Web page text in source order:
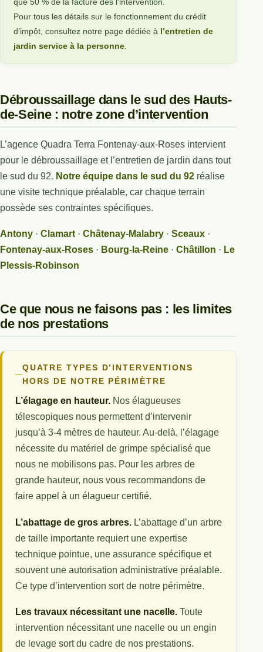
Pour tous les détails sur le fonctionnement du crédit
d’impôt, consultez notre page dédiée à l’entretien de
jardin service à la personne
Débroussaillage dans le sud des Hauts-
de-Seine : notre zone d’intervention
L’agence Quadra Terra Fontenay-aux-Roses intervient
pour le débroussaillage et l’entretien de jardin dans tout
le sud du 92. Notre équipe dans le sud du 92 réalise
une visite technique préalable, car chaque terrain
possède ses contraintes spécifiques.
Antony · Clamart · Châtenay-Malabry · Sceaux ·
Fontenay-aux-Roses · Bourg-la-Reine · Châtillon · Le
Plessis-Robinson
Ce que nous ne faisons pas : les limites
de nos prestations
QUATRE TYPES D’INTERVENTIONS
HORS DE NOTRE PÉRIMÈTRE
L’élagage en hauteur. Nos élagueuses
télescopiques nous permettent d’intervenir
jusqu’à 3-4 mètres de hauteur. Au-delà, l’élagage
nécessite du matériel de grimpe spécialisé que
nous ne mobilisons pas. Pour les arbres de
grande hauteur, nous vous recommandons de
faire appel à un élagueur certifié.
L’abattage de gros arbres. L’abattage d’un arbre
de taille importante requiert une expertise
technique pointue, une assurance spécifique et
souvent une autorisation administrative préalable.
Ce type d’intervention sort de notre périmètre.
Les travaux nécessitant une nacelle. Toute
intervention nécessitant une nacelle ou un engin
de levage sort du cadre de nos prestations.